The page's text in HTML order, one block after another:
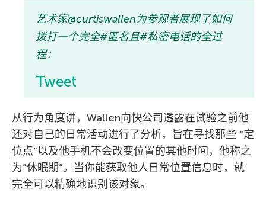
艺术家@curtiswallen为参观者展现了如何
拨打一个完全#匿名且#私密电话的全过
程：
Tweet
从行为角度讲，Wallen向快公司透露在试验之前他
还对自己的日常活动进行了分析，旨在寻找那些 “定
位点”以及他手机不会改变位置的其他时间，他称之
为”休眠期”。当你能获取他人日常位置信息时，就
完全可以精确地识别该对象。